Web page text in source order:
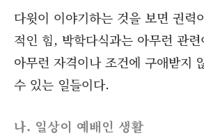
다윗이 이야기하는 것을 보면 권력
적인 힘, 박학다식과는 아무런 관
아무런 자격이나 조건에 구애받지
수 있는 일들이다.
나. 일상이 예배인 생활